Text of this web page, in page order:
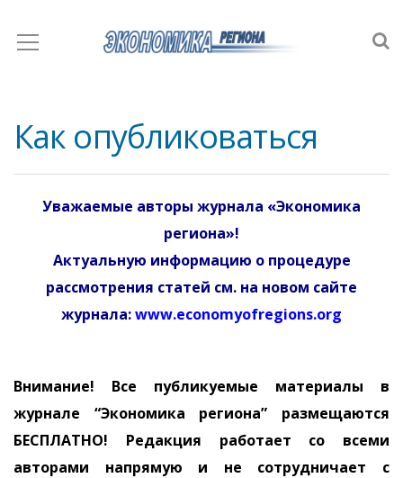
Как опубликоваться
Уважаемые авторы журнала «Экономика
региона»!
Актуальную информацию о процедуре
рассмотрения статей см. на новом сайте
журнала:www.economyofregions.org
Внимание! Все публикуемые материалы в
журнале “Экономика региона” размещаются
БЕСПЛАТНО! Редакция работает со всеми
авторами напрямую и не сотрудничает с